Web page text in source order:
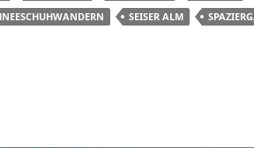
SEISER ALM